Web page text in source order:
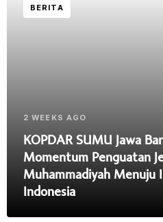
BERITA
2 WEEKS AGO
KOPDAR SUMU Jawa
Momentum Penguatan
Muhammadiyah Menuju
Indonesia